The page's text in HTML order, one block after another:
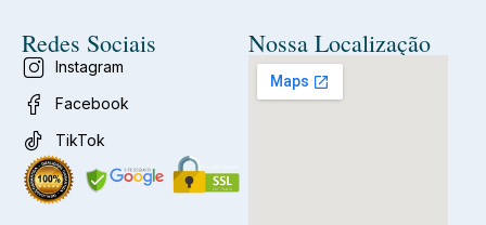
Redes Sociais
Instagram
Facebook
TikTok
Nossa Localização